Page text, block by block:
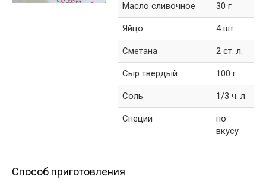
Масло сливочное 30 г
Яйцо 4 шт
Сметана 2 ст. л.
Сыр твердый 100 г
Соль 1/3 ч. л.
Специи
по
вкусу
Способ приготовления